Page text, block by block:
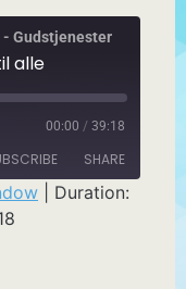
- Gudstjenester
alle
00:00 / 39:18
SHARE
Duration: